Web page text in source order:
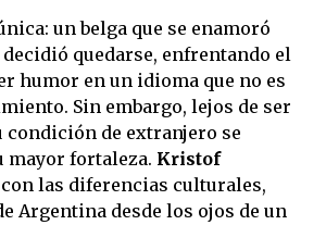
un belga que se enamoró
quedarse, enfrentando el
humor en un idioma que no es
Sin embargo, lejos de ser
condición de extranjero se
mayor fortaleza. Kristof
las diferencias culturales,
Argentina desde los ojos de un